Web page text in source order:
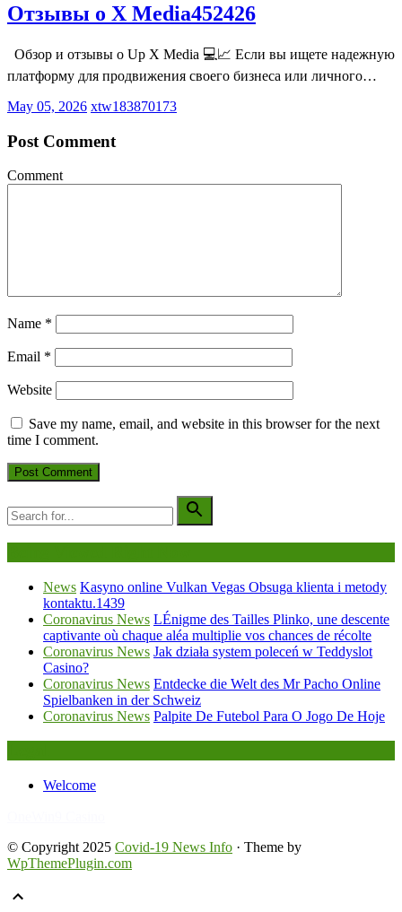
Отзывы о X Media452426
Обзор и отзывы о Up X Media 💻📈 Если вы ищете надежную
платформу для продвижения своего бизнеса или личного…
May 05, 2026 xtw183870173
Post Comment
Comment
Name *
Email *
Website
Save my name, email, and website in this browser for the next
time I comment.
News Kasyno online Vulkan Vegas Obsuga klienta i metody
kontaktu.1439
Coronavirus News LÉnigme des Tailles Plinko, une descente
captivante où chaque aléa multiplie vos chances de récolte
Coronavirus News Jak działa system poleceń w Teddyslot
Casino?
Coronavirus News Entdecke die Welt des Mr Pacho Online
Spielbanken in der Schweiz
Coronavirus News Palpite De Futebol Para O Jogo De Hoje
Welcome
© Copyright 2025 Covid-19 News Info · Theme by
WpThemePlugin.com